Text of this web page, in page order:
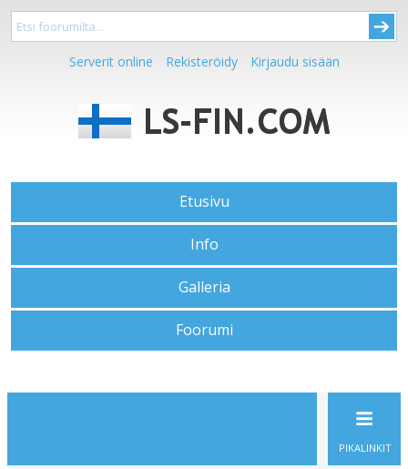
Serverit online Rekisteröidy Kirjaudu sisään
Etusivu
Info
Galleria
Foorumi
PIKALINKIT